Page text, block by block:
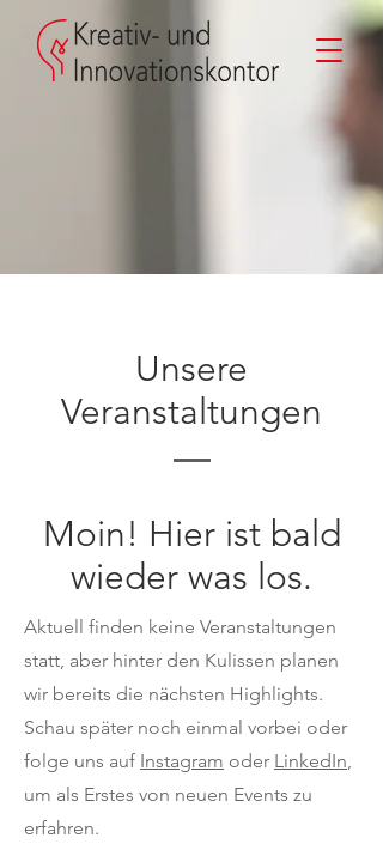
Unsere
Veranstaltungen
Moin! Hier ist bald
wieder was los.
Aktuell finden keine Veranstaltungen
statt, aber hinter den Kulissen planen
wir bereits die nächsten Highlights.
Schau später noch einmal vorbei oder
folge uns auf Instagram oder LinkedIn,
um als Erstes von neuen Events zu
erfahren.